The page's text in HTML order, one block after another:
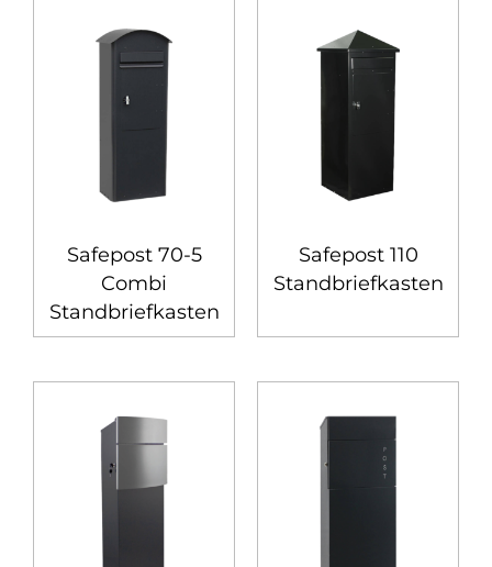
Safepost 70-5
Combi
Standbriefkasten
Safepost 110
Standbriefkasten